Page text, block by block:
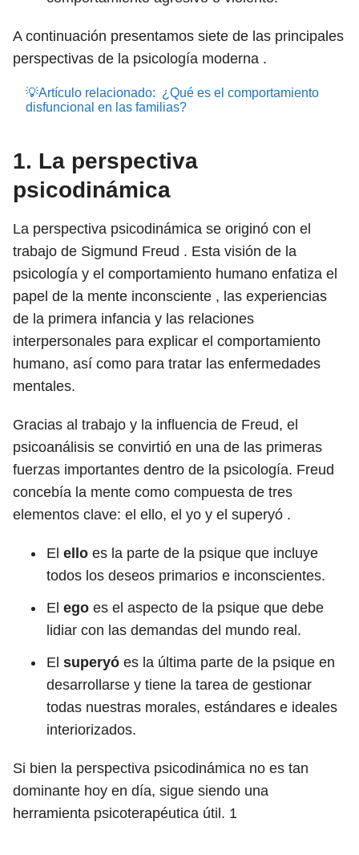
A continuación presentamos siete de las principales
perspectivas de la psicología moderna .
💡Artículo relacionado: ¿Qué es el comportamiento
disfuncional en las familias?
1. La perspectiva
psicodinámica
La perspectiva psicodinámica se originó con el
trabajo de Sigmund Freud . Esta visión de la
psicología y el comportamiento humano enfatiza el
papel de la mente inconsciente , las experiencias
de la primera infancia y las relaciones
interpersonales para explicar el comportamiento
humano, así como para tratar las enfermedades
mentales.
Gracias al trabajo y la influencia de Freud, el
psicoanálisis se convirtió en una de las primeras
fuerzas importantes dentro de la psicología. Freud
concebía la mente como compuesta de tres
elementos clave: el ello, el yo y el superyó .
El ello es la parte de la psique que incluye
todos los deseos primarios e inconscientes.
El ego es el aspecto de la psique que debe
lidiar con las demandas del mundo real.
El superyó es la última parte de la psique en
desarrollarse y tiene la tarea de gestionar
todas nuestras morales, estándares e ideales
interiorizados.
Si bien la perspectiva psicodinámica no es tan
dominante hoy en día, sigue siendo una
herramienta psicoterapéutica útil. 1